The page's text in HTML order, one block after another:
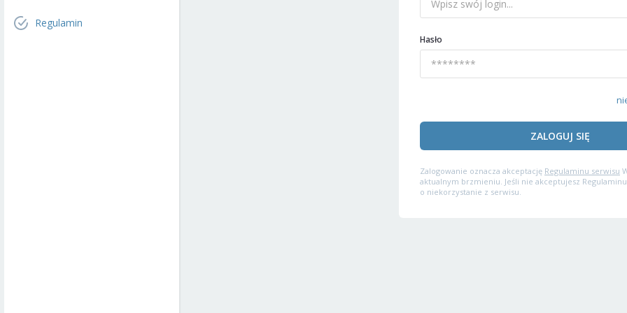
Regulamin
Hasło
ZALOGUJ SIĘ
Zalogowanie oznacza akceptację Regulaminu serwisu
aktualnym brzmieniu. Jeśli nie akceptujesz
o niekorzystanie z serwisu.